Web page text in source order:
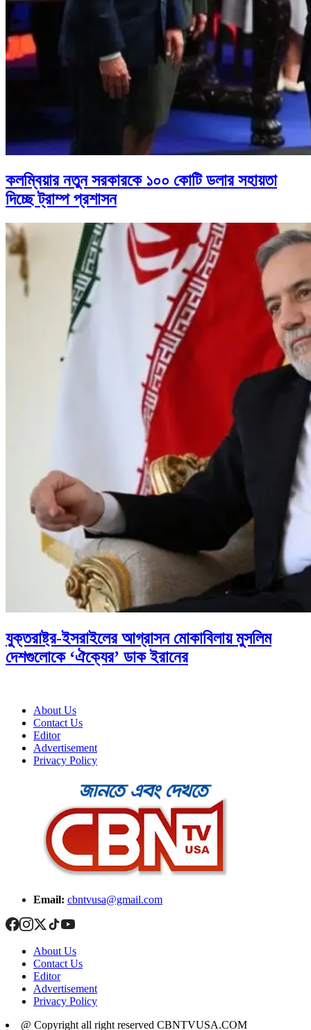
কলম্বিয়ার নতুন সরকারকে ১০০ কোটি ডলার সহায়তা
দিচ্ছে ট্রাম্প প্রশাসন
যুক্তরাষ্ট্র-ইসরাইলের আগ্রাসন মোকাবিলায় মুসলিম
দেশগুলোকে ‘ঐক্যের’ ডাক ইরানের
About Us
Contact Us
Editor
Advertisement
Privacy Policy
Email: cbntvusa@gmail.com
About Us
Contact Us
Editor
Advertisement
Privacy Policy
@ Copyright all right reserved CBNTVUSA.COM